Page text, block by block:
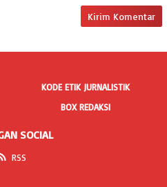
KODE ETIK JURNALISTIK
BOX REDAKSI
SOCIAL
RSS